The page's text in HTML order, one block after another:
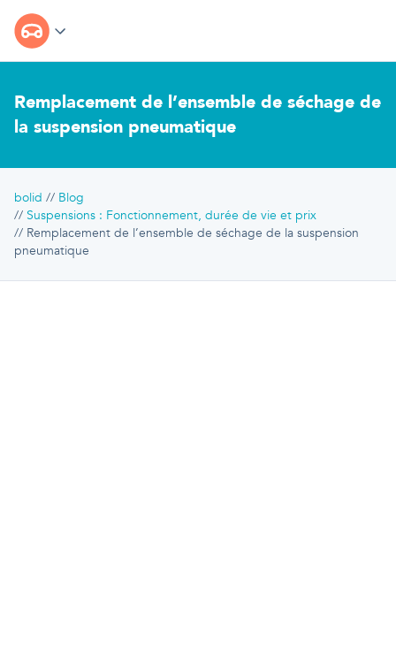
Remplacement de l’ensemble de séchage de
la suspension pneumatique
bolid
Blog
Suspensions : Fonctionnement, durée de vie et prix
Remplacement de l’ensemble de séchage de la suspension
pneumatique